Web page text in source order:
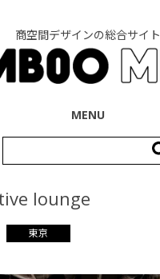
商空間デザインの総合サイト
MENU
索:
lounge
東京